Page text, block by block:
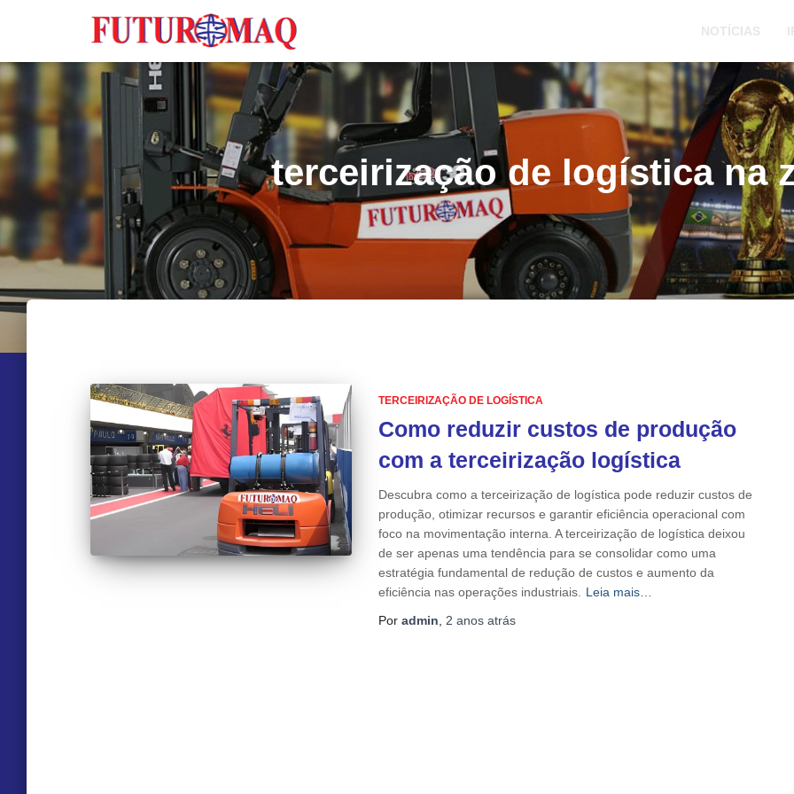
NOTÍCIAS
terceirização de logística na
TERCEIRIZAÇÃO DE LOGÍSTICA
Como reduzir custos de produção
com a terceirização logística
Descubra como a terceirização de logística pode reduzir custos de
produção, otimizar recursos e garantir eficiência operacional com
foco na movimentação interna. A terceirização de logística deixou
de ser apenas uma tendência para se consolidar como uma
estratégia fundamental de redução de custos e aumento da
eficiência nas operações industriais.
Leia mais…
Por admin 2 anos atrás